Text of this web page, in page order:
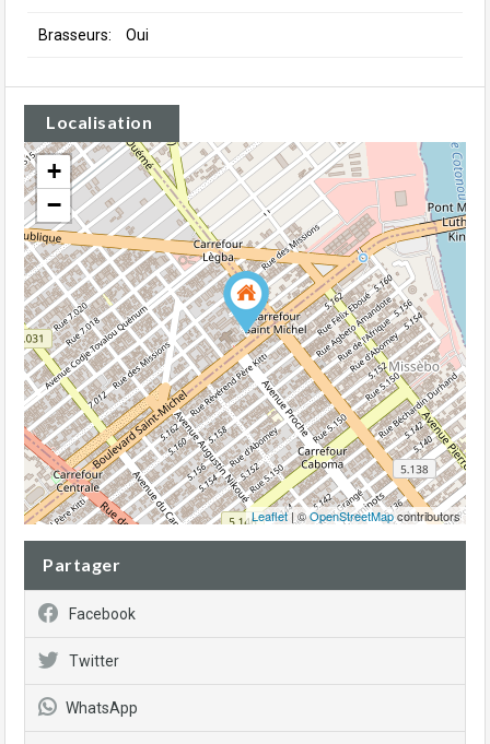
Brasseurs: Oui
Localisation
+
−
Leaflet| ©OpenStreetMapcontributors
Partager
Facebook
Twitter
WhatsApp